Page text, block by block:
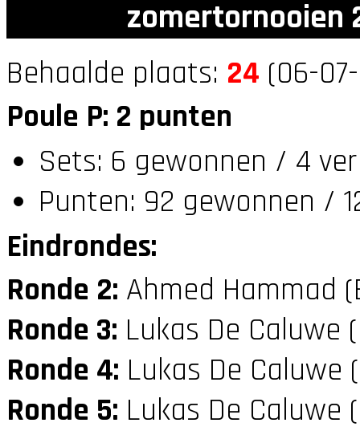
zomertornooien
Behaalde plaats: 24 (06-
Poule P: 2 punten
Sets: 6 gewonnen / 4
Punten: 92 gewonnen /
Eindrondes:
Ronde 2: Ahmed Hammad
Ronde 3: Lukas De Caluwe
Ronde 4: Lukas De Caluwe
Ronde 5: Lukas De Caluwe